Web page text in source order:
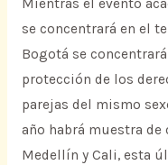
Mientras el evento
se concentrará en el
Bogotá se
protección de los
parejas del mismo
año habrá muestra de
Medellín y Cali, esta